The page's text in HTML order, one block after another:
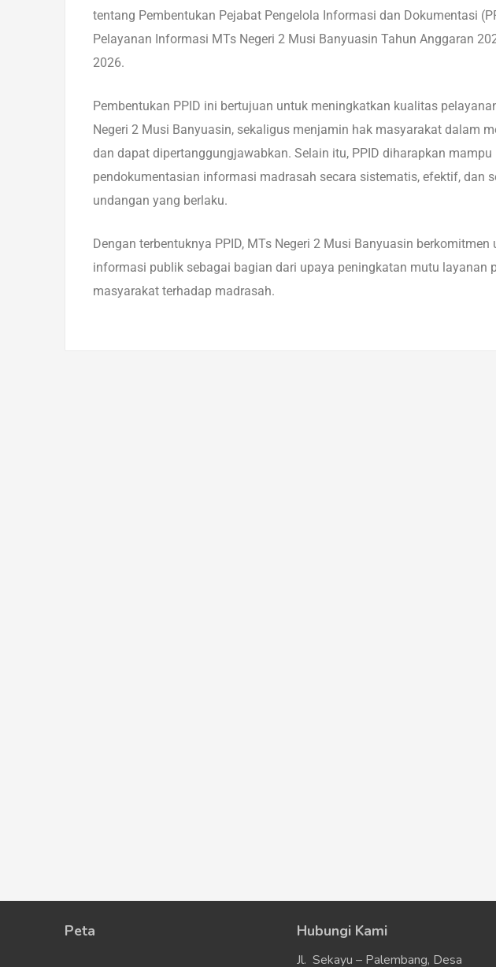
tentang Pembentukan Pejabat Pengelola Informasi dan Dokumentasi
Pelayanan Informasi MTs Negeri 2 Musi Banyuasin Tahun Anggaran
2026.
Pembentukan PPID ini bertujuan untuk meningkatkan kualitas
Negeri 2 Musi Banyuasin, sekaligus menjamin hak masyarakat dalam
dan dapat dipertanggungjawabkan. Selain itu, PPID diharapkan
pendokumentasian informasi madrasah secara sistematis, efektif, dan
undangan yang berlaku.
Dengan terbentuknya PPID, MTs Negeri 2 Musi Banyuasin
informasi publik sebagai bagian dari upaya peningkatan mutu layanan
masyarakat terhadap madrasah.
Peta Hubungi Kami
Jl. Sekayu – Palembang, Desa